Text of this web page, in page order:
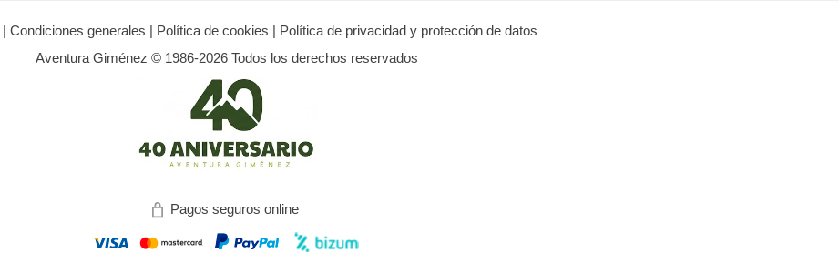
| Condiciones generales | Política de cookies | Política de privacidad y protección de datos
Aventura Giménez © 1986-2026 Todos los derechos reservados
Pagos seguros online